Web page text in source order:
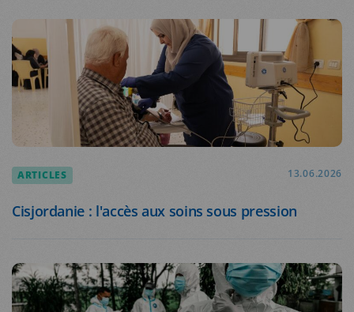
ARTICLES 13.06.2026
Cisjordanie : l'accès aux soins sous pression